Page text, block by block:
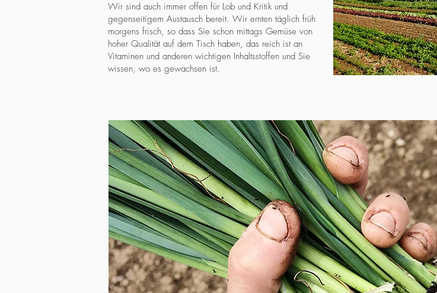
Wir sind auch immer offen für Lob und Kritik und
gegenseitigem Austausch bereit. Wir ernten täglich früh
morgens frisch, so dass Sie schon mittags Gemüse von
hoher Qualität auf dem Tisch haben, das reich ist an
Vitaminen und anderen wichtigen Inhaltsstoffen und Sie
wissen, wo es gewachsen ist.